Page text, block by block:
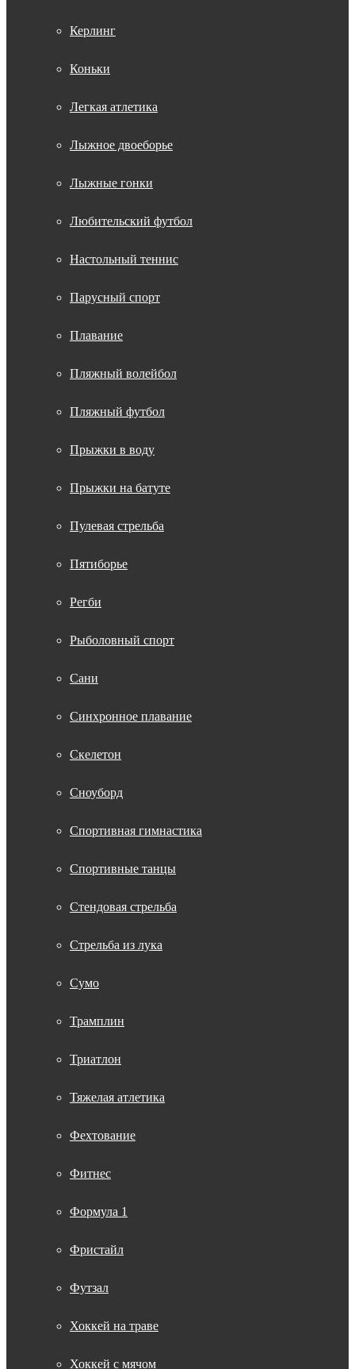
Керлинг
Коньки
Легкая атлетика
Лыжное двоеборье
Лыжные гонки
Любительский футбол
Настольный теннис
Парусный спорт
Плавание
Пляжный волейбол
Пляжный футбол
Прыжки в воду
Прыжки на батуте
Пулевая стрельба
Пятиборье
Регби
Рыболовный спорт
Сани
Синхронное плавание
Скелетон
Сноуборд
Спортивная гимнастика
Спортивные танцы
Стендовая стрельба
Стрельба из лука
Сумо
Трамплин
Триатлон
Тяжелая атлетика
Фехтование
Фитнес
Формула 1
Фристайл
Футзал
Хоккей на траве
Хоккей с мячом